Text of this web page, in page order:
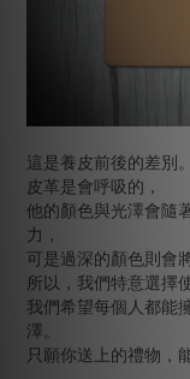
這是養皮前後的差別。
皮革是會呼吸的，
他的顏色與光澤會隨
力，
可是過深的顏色則會
所以，我們特意選擇
我們希望每個人都能
澤。
只願你送上的禮物，